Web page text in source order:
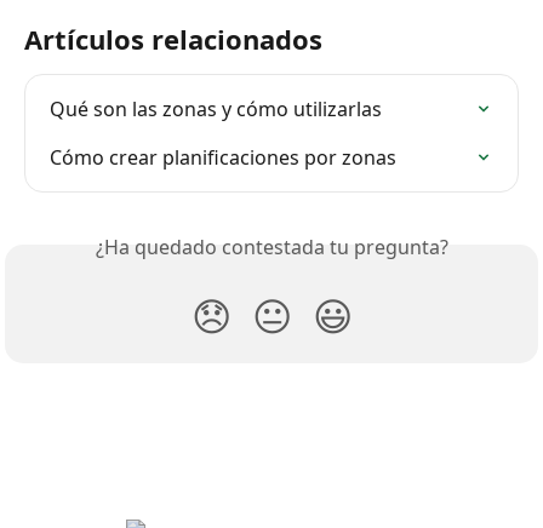
Artículos relacionados
Qué son las zonas y cómo utilizarlas
Cómo crear planificaciones por zonas
¿Ha quedado contestada tu pregunta?
😞 😐 😃